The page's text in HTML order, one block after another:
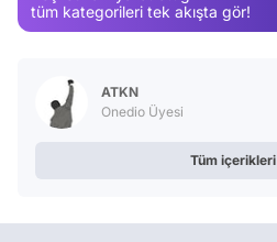
tüm kategorileri tek akışta gör!
ATKN
Onedio Üyesi
Tüm içerikleri